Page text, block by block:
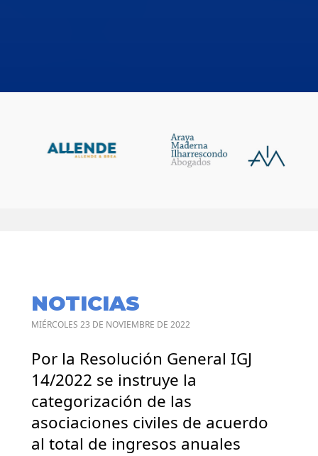
NOTICIAS
MIÉRCOLES 23 DE NOVIEMBRE DE 2022
Por la Resolución General IGJ
14/2022 se instruye la
categorización de las
asociaciones civiles de acuerdo
al total de ingresos anuales